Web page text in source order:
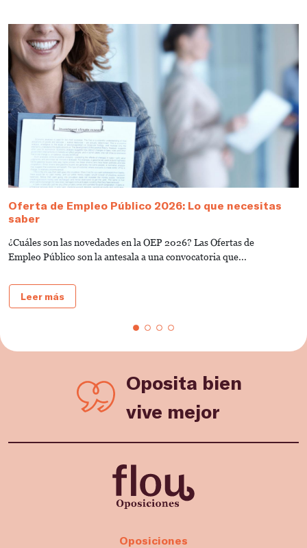
Oferta de Empleo Público 2026: Lo que necesitas
saber
¿Cuáles son las novedades en la OEP 2026? Las Ofertas de
Empleo Público son la antesala a una convocatoria que...
Leer más
Oposita bien
vive mejor
Oposiciones